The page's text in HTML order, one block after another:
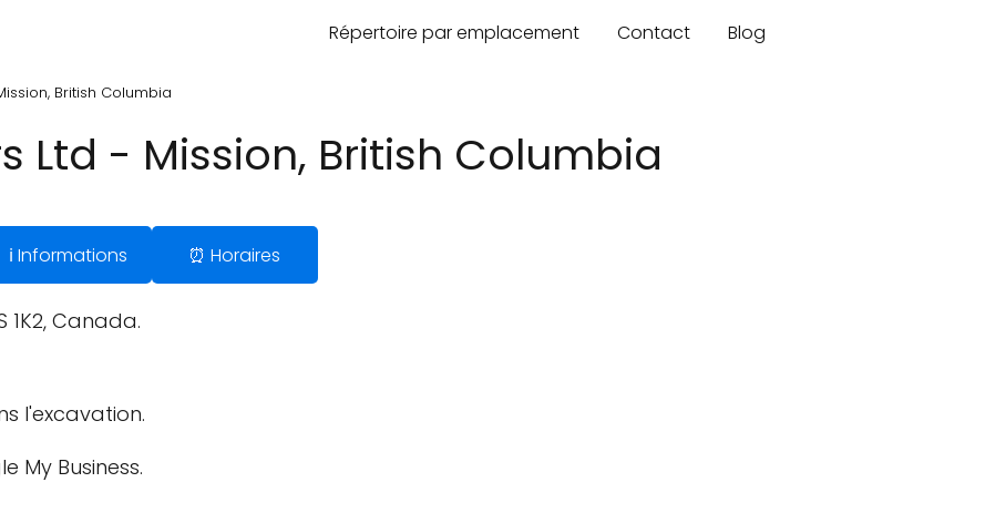
Répertoire par emplacement Contact Blog
British Columbia
Ltd - Mission, British Columbia
ℹ️ Informations ⏰ Horaires
1K2, Canada.
l'excavation.
My Business.